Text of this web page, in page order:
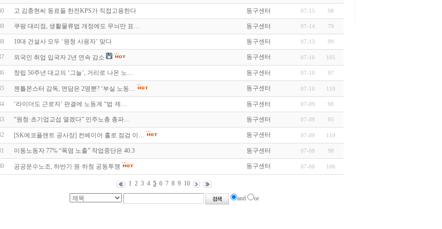
고 김충현씨 동료들 한전KPS가 직접고용한다 동구센터 07-15 98
쿠팡 대리점, 생활물류법 개정에도 무늬만 표… 동구센터 07-14 79
10대 건설사 모두 ‘원청 사용자’ 맞다 동구센터 07-13 99
외국인 취업 입국자 2년 연속 감소 동구센터 07-10 105
창립 50주년 대교의 ‘그늘’, 거리로 나온 노… 동구센터 07-10 97
젠틀몬스터 감독, 면담은 2명뿐? ‘부실 노동… 동구센터 07-10 110
‘라이더도 근로자’ 판결에 노동계 “법·제… 동구센터 07-09 98
“원청·초기업교섭 열겠다” 민주노총 총파… 동구센터 07-09 85
[SK에코플랜트 공사장] 컨베이어 홀로 점검 이… 동구센터 07-09 119
이동노동자 77% “폭염 노출” 작업중단은 40.3 동구센터 07-08 98
공공운수노조, 하반기 원·하청 공동투쟁 동구센터 07-08 106
1 2 3 4 5 6 7 8 9 10
and or